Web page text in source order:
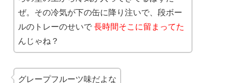
ぜ。その冷気が下の缶に降り注いで、段ボー
ルのトレーのせいで 長時間そこに留まってた
んじゃね？
グレープフルーツ味だよな